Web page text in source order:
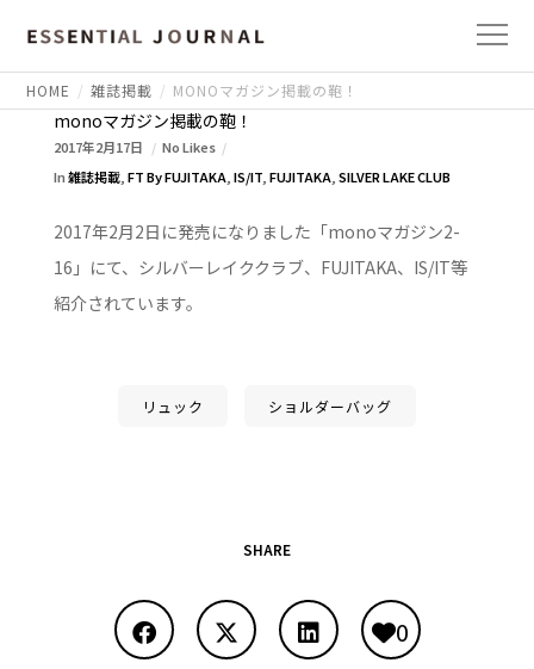
HOME 雑誌掲載 MONOマガジン掲載の鞄！
monoマガジン掲載の鞄！
2017年2月17日
No Likes
In雑誌掲載, FT By FUJITAKA, IS/IT, FUJITAKA, SILVER LAKE CLUB
2017年2月2日に発売になりました「monoマガジン2-
16」にて、シルバーレイククラブ、FUJITAKA、IS/IT等
紹介されています。
リュック ショルダーバッグ
SHARE
0